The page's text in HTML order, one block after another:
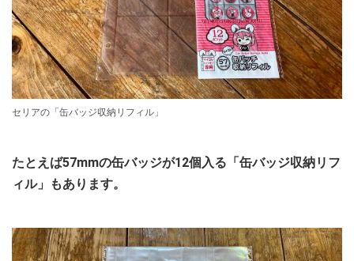
セリアの「缶バッジ収納リフィル」
たとえば57mmの缶バッジが12個入る「缶バッジ収納リフ
ィル」もあります。